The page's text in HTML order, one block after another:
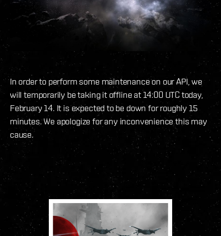
In order to perform some maintenance on our API, we
will temporarily be taking it offline at 14:00 UTC today,
February 14. It is expected to be down for roughly 15
minutes. We apologize for any inconvenience this may
cause.